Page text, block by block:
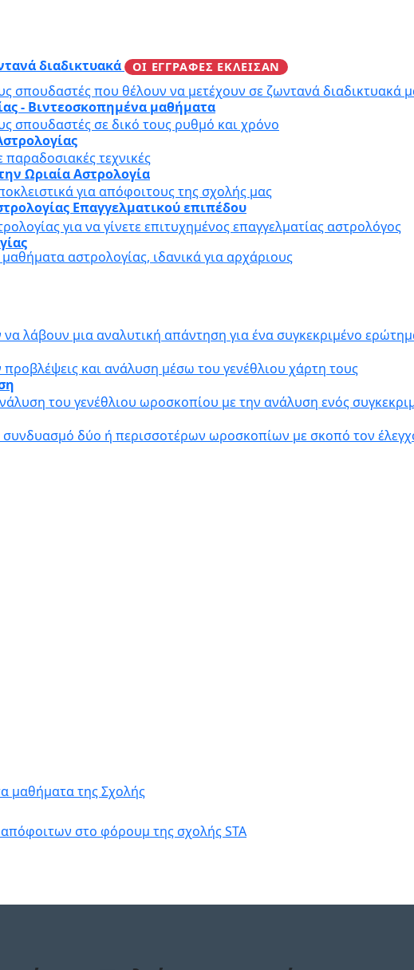
διαδικτυακά ΟΙ ΕΓΓΡΑΦΕΣ ΕΚΛΕΙΣΑΝ
σπουδαστές που θέλουν να μετέχουν σε ζωντανά διαδικτυακά
- Βιντεοσκοπημένα μαθήματα
σπουδαστές σε δικό τους ρυθμό και χρόνο
τεχνικές
Ωριαία Αστρολογία
για απόφοιτους της σχολής μας
Επαγγελματικού επιπέδου
για να γίνετε επιτυχημένος επαγγελματίας αστρολόγος
αστρολογίας, ιδανικά για αρχάριους
λάβουν μια αναλυτική απάντηση για ένα συγκεκριμένο
και ανάλυση μέσω του γενέθλιου χάρτη τους
του γενέθλιου ωροσκοπίου με την ανάλυση ενός
συνδυασμό δύο ή περισσοτέρων ωροσκοπίων με σκοπό τον
μαθήματα της Σχολής
στο φόρουμ της σχολής STA